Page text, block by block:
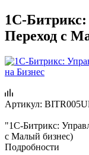
1С-
Переход с
Артикул:
"1С-Битрикс:
с Малый бизнес)
Подробности